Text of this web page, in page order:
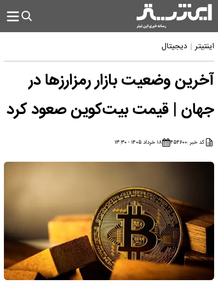
اینتیتر دیجیتال
آخرین وضعیت بازار رمزارزها در
جهان | قیمت بیت‌کوین صعود کرد
کد خبر :۴۵۴۶۰۰ ۱۸ خرداد ۱۴۰۵ - ۱۳:۳۰